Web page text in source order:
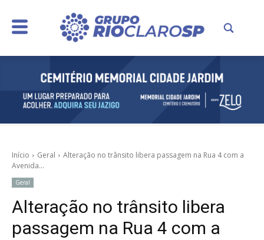
Início Geral
Alteração no trânsito libera passagem na Rua 4 com a
Avenida...
Geral
Alteração no trânsito libera
passagem na Rua 4 com a